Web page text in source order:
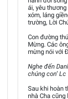
ái, yêu
xóm, láng
trường, Lời
Con đường
Mừng. Các
mừng nói với
Nghe đến
chúng con’ Lc
Sau khi hoàn
nhà Cha